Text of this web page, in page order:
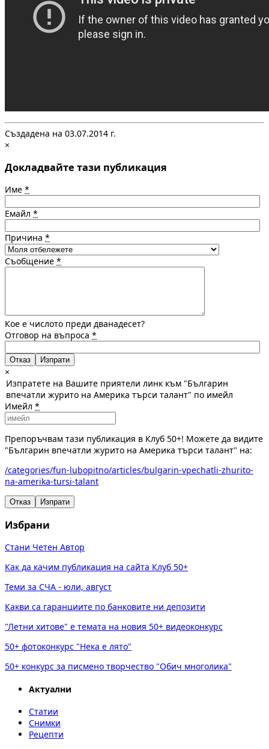
Създадена на 03.07.2014 г.
×
Докладвайте тази публикация
Име *
Емайл *
Причина *
Съобщение *
Кое е числото преди дванадесет?
Отговор на въпроса *
Отказ
×
Изпратете на Вашите приятели линк към "Българин
впечатли журито на Америка търси талант" по имейл
Имейл *
Препоръчвам тази публикация в Клуб 50+! Можете да видите
"Българин впечатли журито на Америка търси талант" на:
/categories/fun-lubopitno/articles/bulgarin-vpechatli-zhurito-
na-amerika-tursi-talant
Отказ Изпрати
Избрани
Стани Четен Автор
Как да качим публикация на сайта Клуб 50+
Теми за СЧА - юли, август
Какви са гаранциите по банковите ни депозити
"Летни хитове" е темата на новия 50+ видеоконкурс
50+ фотоконкурс "Нека е лято"
50+ конкурс за писмено творчество "Обич многолика"
Актуални
Статии
Снимки
Рецепти